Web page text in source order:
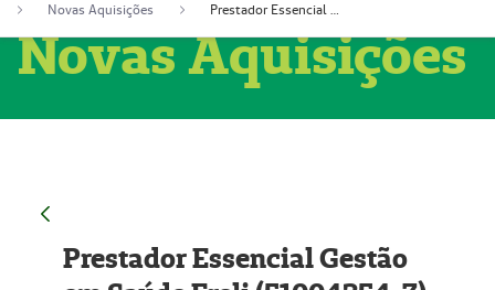
Novas Aquisições
Prestador Essencial Gestão em Saúde Ereli (51004354-7)
Novas Aquisições
Prestador Essencial Gestão